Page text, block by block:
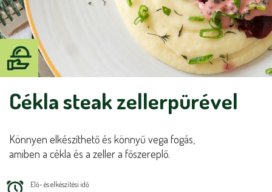
Cékla steak zellerpürével
Könnyen elkészíthető és könnyű vega fogás,
amiben a cékla és a zeller a főszereplő.
Elő- és elkészítési idő